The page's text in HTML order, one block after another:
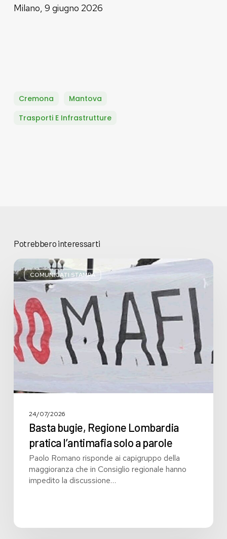
Milano, 9 giugno 2026
Cremona
Mantova
Trasporti E Infrastrutture
Potrebbero interessarti
COMUNICATI STAMPA
Basta
bugie,
Regione
Lombardia
pratica
l’antimafia
solo
a
parole
24/07/2026
Basta bugie, Regione Lombardia
pratica l’antimafia solo a parole
Paolo Romano risponde ai capigruppo della
maggioranza che in Consiglio regionale hanno
impedito la discussione…